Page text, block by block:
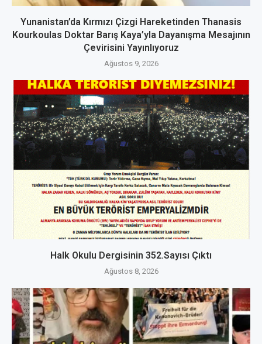
Yunanistan’da Kırmızı Çizgi Hareketinden Thanasis
Kourkoulas Doktar Barış Kaya’yla Dayanışma Mesajının
Çevirisini Yayınlıyoruz
Ağustos 9, 2026
Halk Okulu Dergisinin 352.Sayısı Çıktı
Ağustos 8, 2026